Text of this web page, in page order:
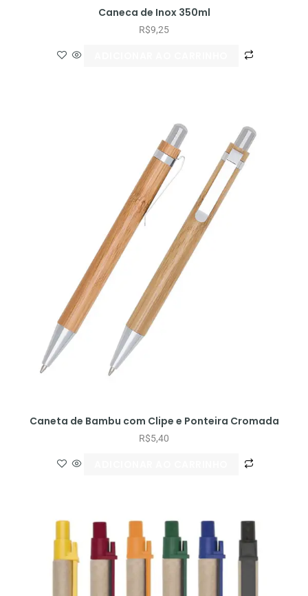
Caneca de Inox 350ml
R$9,25
Caneta de Bambu com Clipe e Ponteira Cromada
R$5,40